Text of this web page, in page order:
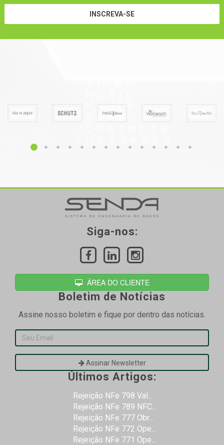
INSCREVA-SE
Siga-nos:
ÁREA DO CLIENTE
Boletim de Notícias
Assine nosso boletim e fique por dentro das notícias.
Assinar Newsletter
Últimos Artigos:
Rejeição NFe 798 Val...
Rejeição NFe 789 NFC...
Rejeição NFe 777 Obr...
Rejeição NFe 772 Ope...
Rejeição NFe 771 Ope...